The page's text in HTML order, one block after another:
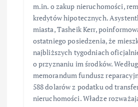
m.in. o zakup nieruchomości,
kredytów hipotecznych.
miasta, Tasheik Kerr,
ostatniego posiedzenia, że
najbliższych tygodniach
o przyznaniu im środków.
memorandum fundusz
588 dolarów z podatku od
nieruchomości. Władze